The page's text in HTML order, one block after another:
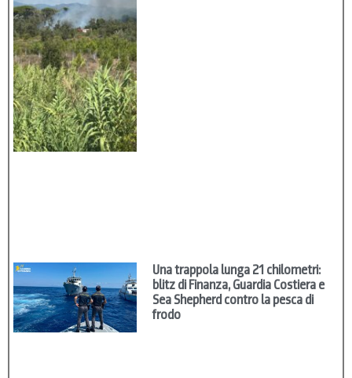
Una trappola lunga 21 chilometri:
blitz di Finanza, Guardia Costiera e
Sea Shepherd contro la pesca di
frodo